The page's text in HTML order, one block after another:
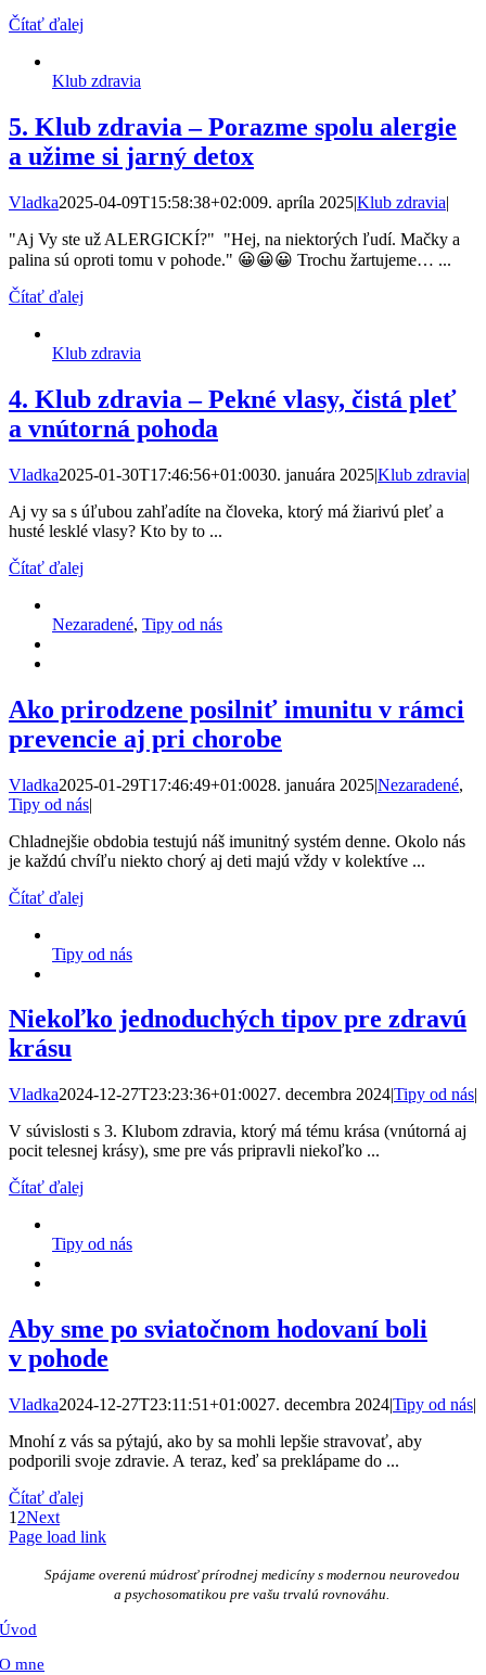
Čítať ďalej
Klub zdravia
5. Klub zdravia – Porazme spolu alergie
a užime si jarný detox
Vladka2025-04-09T15:58:38+02:009. apríla 2025|Klub zdravia|
"Aj Vy ste už ALERGICKÍ?" "Hej, na niektorých ľudí. Mačky a
palina sú oproti tomu v pohode." 😀😀😀 Trochu žartujeme… ...
Čítať ďalej
Klub zdravia
4. Klub zdravia – Pekné vlasy, čistá pleť
a vnútorná pohoda
Vladka2025-01-30T17:46:56+01:0030. januára 2025|Klub zdravia|
Aj vy sa s úľubou zahľadíte na človeka, ktorý má žiarivú pleť a
husté lesklé vlasy? Kto by to ...
Čítať ďalej
Nezaradené, Tipy od nás
Ako prirodzene posilniť imunitu v rámci
prevencie aj pri chorobe
Vladka2025-01-29T17:46:49+01:0028. januára 2025|Nezaradené,
Tipy od nás|
Chladnejšie obdobia testujú náš imunitný systém denne. Okolo nás
je každú chvíľu niekto chorý aj deti majú vždy v kolektíve ...
Čítať ďalej
Tipy od nás
Niekoľko jednoduchých tipov pre zdravú
krásu
Vladka2024-12-27T23:23:36+01:0027. decembra 2024|Tipy od nás|
V súvislosti s 3. Klubom zdravia, ktorý má tému krása (vnútorná aj
pocit telesnej krásy), sme pre vás pripravli niekoľko ...
Čítať ďalej
Tipy od nás
Aby sme po sviatočnom hodovaní boli
v pohode
Vladka2024-12-27T23:11:51+01:0027. decembra 2024|Tipy od nás|
Mnohí z vás sa pýtajú, ako by sa mohli lepšie stravovať, aby
podporili svoje zdravie. A teraz, keď sa preklápame do ...
Čítať ďalej
1 2Next
Spájame overenú múdrosť prírodnej medicíny s modernou neurovedou
a psychosomatikou pre vašu trvalú rovnováhu.
Úvod
O mne
Page load link